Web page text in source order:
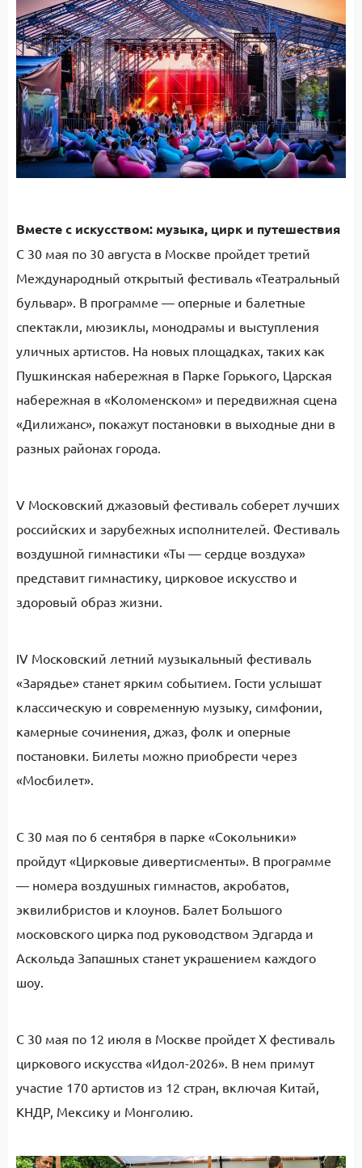
Вместе с искусством: музыка, цирк и путешествия
С 30 мая по 30 августа в Москве пройдет третий
Международный открытый фестиваль «Театральный
бульвар». В программе — оперные и балетные
спектакли, мюзиклы, монодрамы и выступления
уличных артистов. На новых площадках, таких как
Пушкинская набережная в Парке Горького, Царская
набережная в «Коломенском» и передвижная сцена
«Дилижанс», покажут постановки в выходные дни в
разных районах города.
V Московский джазовый фестиваль соберет лучших
российских и зарубежных исполнителей. Фестиваль
воздушной гимнастики «Ты — сердце воздуха»
представит гимнастику, цирковое искусство и
здоровый образ жизни.
IV Московский летний музыкальный фестиваль
«Зарядье» станет ярким событием. Гости услышат
классическую и современную музыку, симфонии,
камерные сочинения, джаз, фолк и оперные
постановки. Билеты можно приобрести через
«Мосбилет».
С 30 мая по 6 сентября в парке «Сокольники»
пройдут «Цирковые дивертисменты». В программе
— номера воздушных гимнастов, акробатов,
эквилибристов и клоунов. Балет Большого
московского цирка под руководством Эдгарда и
Аскольда Запашных станет украшением каждого
шоу.
С 30 мая по 12 июля в Москве пройдет X фестиваль
циркового искусства «Идол-2026». В нем примут
участие 170 артистов из 12 стран, включая Китай,
КНДР, Мексику и Монголию.